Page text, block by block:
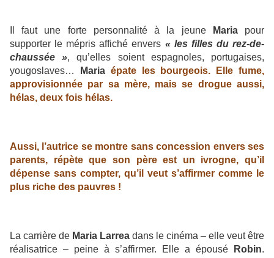
Il faut une forte personnalité à la jeune Mariapour
supporter le mépris affiché envers « les filles du rez-de-
chaussée », qu’elles soient espagnoles, portugaises,
yougoslaves…
Maria épate les bourgeois. Elle fume,
approvisionnée par sa mère, mais se drogue aussi,
hélas, deux fois hélas.
Aussi, l’autrice se montre sans concession envers ses
parents, répète que son père est un ivrogne, qu’il
dépense sans compter, qu’il veut s’affirmer comme le
plus riche des pauvres !
La carrière de Maria Larrea dans le cinéma – elle veut être
réalisatrice – peine à s’affirmer. Elle a épousé
Robin.